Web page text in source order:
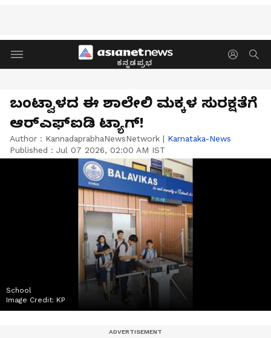
ಕನ್ನಡಪ್ರಭ
ಬಂಟ್ವಾಳದ ಈ ಶಾಲೇಲಿ ಮಕ್ಕಳ ಸುರಕ್ಷತೆಗೆ
ಆರ್‌ಎಫ್‌ಐಡಿ ಟ್ಯಾಗ್‌!
Author : KannadaprabhaNewsNetwork | Karnataka-News
Published : Jul 07 2026, 02:00 AM IST
School
Image Credit: KP